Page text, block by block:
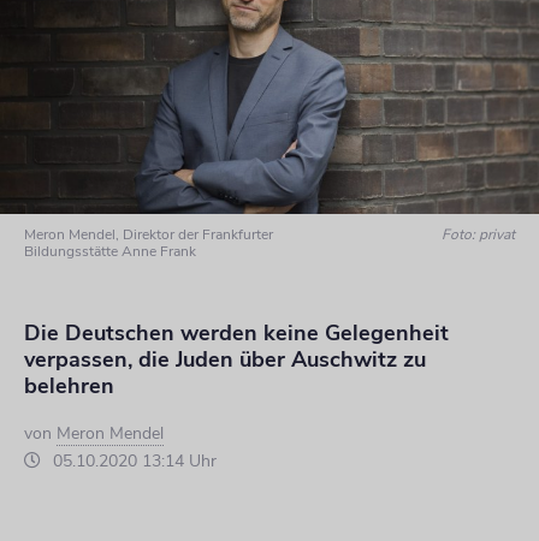
Meron Mendel, Direktor der Frankfurter
Bildungsstätte Anne Frank
Foto: privat
Die Deutschen werden keine Gelegenheit
verpassen, die Juden über Auschwitz zu
belehren
von Meron Mendel
05.10.2020 13:14 Uhr